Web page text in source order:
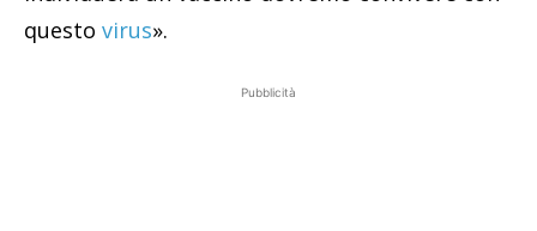
questo virus».
Pubblicità